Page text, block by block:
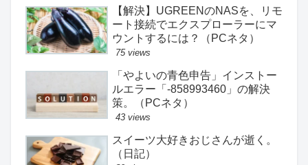
【解決】UGREENのNASを、リモ
ート接続でエクスプローラーにマ
ウントするには？（PCネタ）
75 views
「やよいの青色申告」インストー
ルエラー「-858993460」の解決
策。（PCネタ）
43 views
スイーツ大好きおじさんが逝く。
（日記）